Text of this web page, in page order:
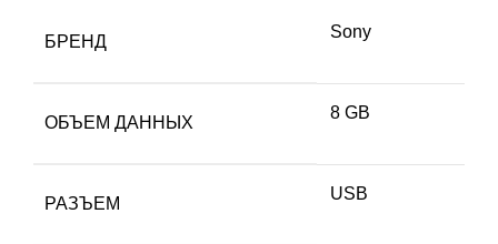
БРЕНД
Sony
ОБЪЕМ ДАННЫХ
8 GB
РАЗЪЕМ
USB